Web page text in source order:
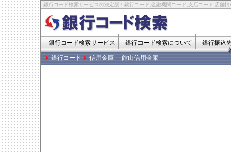
銀行コード検索サービスの決定版！銀行コード,金融機関コード,支店コード,店舗情
銀行コード検索サービス 銀行コード検索について 銀行振込
銀行コード
信用金庫 館山信用金庫